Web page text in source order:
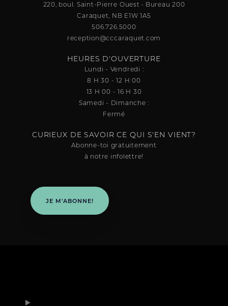
220, boul. Saint-Pierre Ouest • Bureau 200
Caraquet, NB E1W 1A5
506.726.5000
reception@cccaraquet.com
HEURES D'OUVERTURE
Lundi - Vendredi :
8 H 30 - 12 H 00
13 H 00 - 16 H 30
Samedi - Dimanche :
Fermé
CURIEUX DE SAVOIR CE QUI S'EN VIENT?
Abonne-toi gratuitement
à notre infolettre!
JE M'ABONNE!